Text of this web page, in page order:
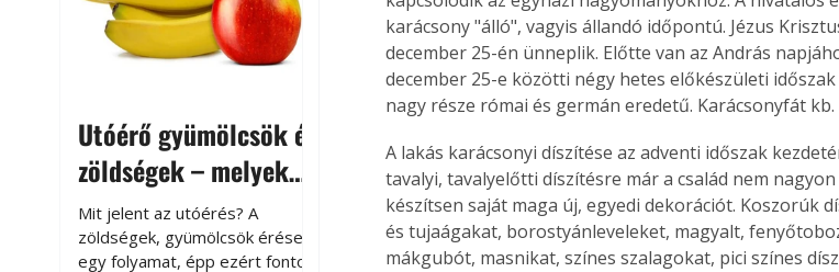
Utóérő gyümölcsök és
zöldségek – melyek
érnek tovább leszedés
után?
Mit jelent az utóérés? A
zöldségek, gyümölcsök érése
egy folyamat, épp ezért fontos
karácsony "álló", vagyis állandó időpontú. Jézus
december 25-én ünneplik. Előtte van az András
december 25-e közötti négy hetes előkészületi
nagy része római és germán eredetű. Karácsonyfát
A lakás karácsonyi díszítése az adventi időszak
tavalyi, tavalyelőtti díszítésre már a család nem
készítsen saját maga új, egyedi dekorációt. Koszorúk
és tujaágakat, borostyánleveleket, magyalt,
mákgubót, masnikat, színes szalagokat, pici színes